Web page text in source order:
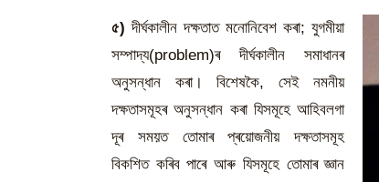
৫) দীৰ্ঘকালীন দক্ষতাত মনোনিবেশ কৰা; যুগমীয়া
সম্পাদ্য(problem)ৰ দীৰ্ঘকালীন সমাধানৰ
অনুসন্ধান কৰা। বিশেষকৈ, সেই নমনীয়
দক্ষতাসমূহৰ অনুসন্ধান কৰা যিসমূহে আহিবলগা
দূৰ সময়ত তোমাৰ প্ৰয়োজনীয় দক্ষতাসমূহ
বিকশিত কৰিব পাৰে আৰু যিসমূহে তোমাৰ জ্ঞান